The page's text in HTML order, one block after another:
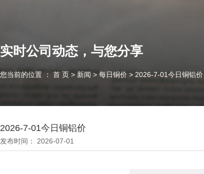
实时公司动态，与您分享
您当前的位置 ： 首 页 > 新闻 > 每日铜价 > 2026-7-01今日铜铝价
2026-7-01今日铜铝价
发布时间： 2026-07-01